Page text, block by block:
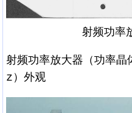
射频功率
射频功率放大器（功率晶
z）外观